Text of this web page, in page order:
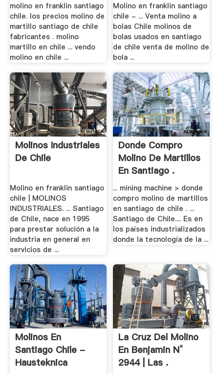
molino en franklin santiago
chile. los precios molino de
martillo santiago de chile
fabricantes . molino
martillo en chile ... vendo
molino en chile ...
Molino en franklin santiago
chile - ... Venta molino a
bolas Chile molinos de
bolas usados en santiago
de chile venta de molino de
bola ...
Molinos Industriales
De Chile
Molino en franklin santiago
chile | MOLINOS
INDUSTRIALES. ... Santiago
de Chile, nace en 1995
para prestar solución a la
industria en general en
servicios de ...
Donde Compro
Molino De Martillos
En Santiago .
... mining machine > donde
compro molino de martillos
en santiago de chile . ...
Santiago de Chile.... Es en
los países industrializados
donde la tecnología de la ...
Molinos En
Santiago Chile -
Hausteknica
La Cruz Del Molino
En Benjamin N°
2944 | Las .